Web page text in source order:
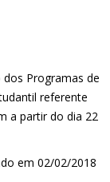
dos Programas de
referente
a partir do dia 22
em 02/02/2018